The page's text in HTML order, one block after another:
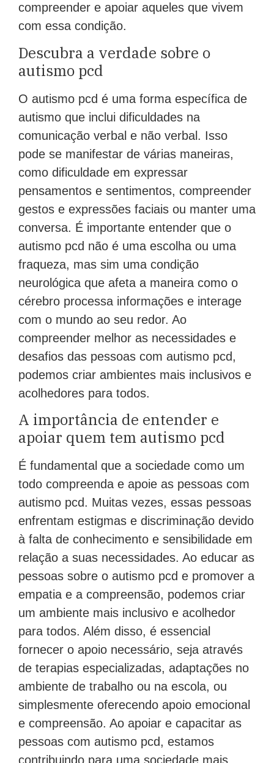
compreender e apoiar aqueles que vivem
com essa condição.
Descubra a verdade sobre o
autismo pcd
O autismo pcd é uma forma específica de
autismo que inclui dificuldades na
comunicação verbal e não verbal. Isso
pode se manifestar de várias maneiras,
como dificuldade em expressar
pensamentos e sentimentos, compreender
gestos e expressões faciais ou manter uma
conversa. É importante entender que o
autismo pcd não é uma escolha ou uma
fraqueza, mas sim uma condição
neurológica que afeta a maneira como o
cérebro processa informações e interage
com o mundo ao seu redor. Ao
compreender melhor as necessidades e
desafios das pessoas com autismo pcd,
podemos criar ambientes mais inclusivos e
acolhedores para todos.
A importância de entender e
apoiar quem tem autismo pcd
É fundamental que a sociedade como um
todo compreenda e apoie as pessoas com
autismo pcd. Muitas vezes, essas pessoas
enfrentam estigmas e discriminação devido
à falta de conhecimento e sensibilidade em
relação a suas necessidades. Ao educar as
pessoas sobre o autismo pcd e promover a
empatia e a compreensão, podemos criar
um ambiente mais inclusivo e acolhedor
para todos. Além disso, é essencial
fornecer o apoio necessário, seja através
de terapias especializadas, adaptações no
ambiente de trabalho ou na escola, ou
simplesmente oferecendo apoio emocional
e compreensão. Ao apoiar e capacitar as
pessoas com autismo pcd, estamos
contribuindo para uma sociedade mais